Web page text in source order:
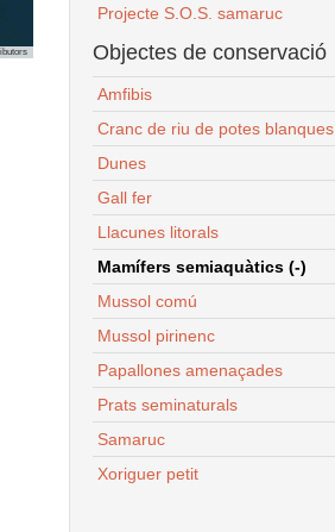
Projecte S.O.S. samaruc
Objectes de conservació
Amfibis
Cranc de riu de potes blanques
Dunes
Gall fer
Llacunes litorals
Mamífers semiaquàtics (-)
Mussol comú
Mussol pirinenc
Papallones amenaçades
Prats seminaturals
Samaruc
Xoriguer petit